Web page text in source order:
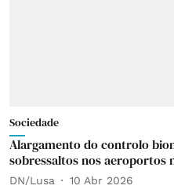
Sociedade
Alargamento do controlo
sobressaltos nos aeroportos
DN/Lusa 10 Abr 2026